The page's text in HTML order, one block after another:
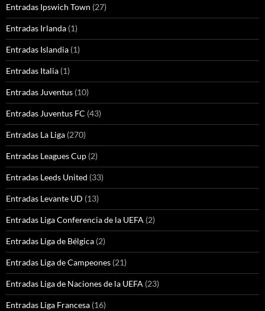
Entradas Ipswich Town (27)
Entradas Irlanda (1)
Entradas Islandia (1)
Entradas Italia (1)
Entradas Juventus (10)
Entradas Juventus FC (43)
Entradas La Liga (270)
Entradas Leagues Cup (2)
Entradas Leeds United (33)
Entradas Levante UD (13)
Entradas Liga Conferencia de la UEFA (2)
Entradas Liga de Bélgica (2)
Entradas Liga de Campeones (21)
Entradas Liga de Naciones de la UEFA (23)
Entradas Liga Francesa (16)